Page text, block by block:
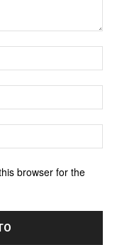
browser for the